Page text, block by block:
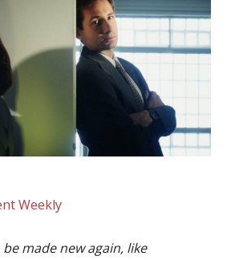
Weekly
made new again, like